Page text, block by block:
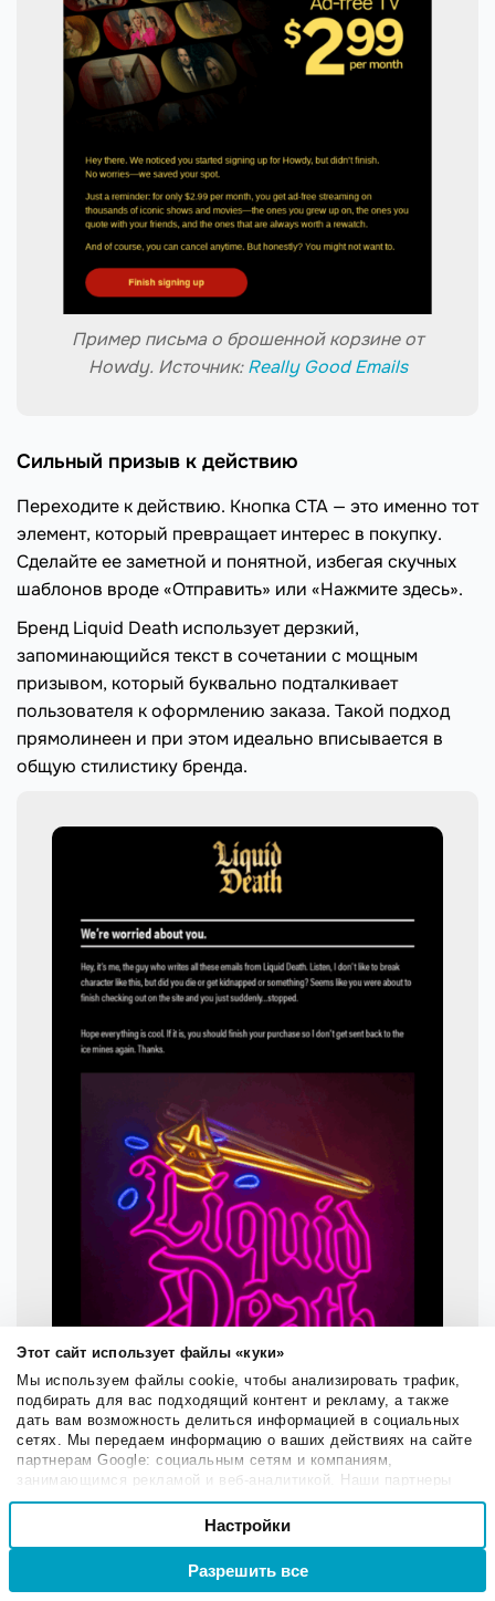
Этот сайт использует файлы «куки»
Мы используем файлы cookie, чтобы анализировать трафик,
подбирать для вас подходящий контент и рекламу, а также
дать вам возможность делиться информацией в социальных
сетях. Мы передаем информацию о ваших действиях на сайте
партнерам Google: социальным сетям и компаниям,
занимающимся рекламой и веб-аналитикой. Наши партнеры
могут комбинировать эти сведения с предоставленной вами
информацией, а также данными, которые они получили при
использовании вами их сервисов.
Выбор
Настроечные
Настройки
Разрешить все
Пример письма о брошенной корзине от
Howdy. Источник:Really Good Emails
Сильный призыв к действию
Переходите к действию. Кнопка CTA — это именно тот
элемент, который превращает интерес в покупку.
Сделайте ее заметной и понятной, избегая скучных
шаблонов вроде «Отправить» или «Нажмите здесь».
Бренд Liquid Death использует дерзкий,
запоминающийся текст в сочетании с мощным
призывом, который буквально подталкивает
пользователя к оформлению заказа. Такой подход
прямолинеен и при этом идеально вписывается в
общую стилистику бренда.